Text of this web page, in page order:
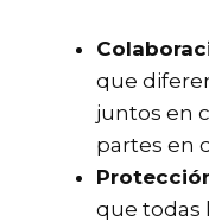
que
juntos en
partes en
que todas